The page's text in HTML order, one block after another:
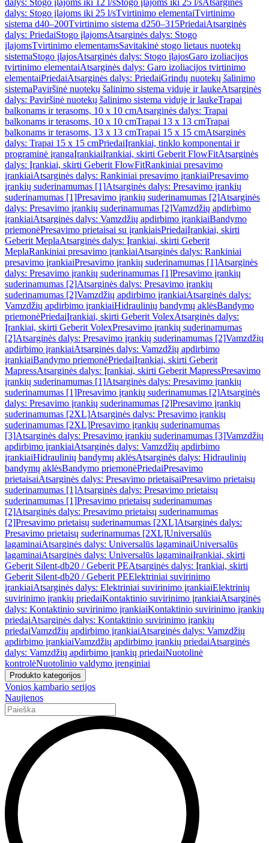
dalys: Stogo įlajoms iki 12 l/sStogo įlajoms iki 25 l/sAtsarginės
dalys: Stogo įlajoms iki 25 l/sTvirtinimo elementaiTvirtinimo
sistema d40–200Tvirtinimo sistema d250–315PriedaiAtsarginės
dalys: PriedaiStogo įlajomsAtsarginės dalys: Stogo
įlajomsTvirtinimo elementamsSavitakinė stogo lietaus nuotekų
sistemaStogo įlajosAtsarginės dalys: Stogo įlajosGaro izoliacijos
tvirtinimo elementaiAtsarginės dalys: Garo izoliacijos tvirtinimo
elementaiPriedaiAtsarginės dalys: PriedaiGrindų nuotekų šalinimo
sistemaPaviršinė nuotekų šalinimo sistema viduje ir laukeAtsarginės
dalys: Paviršinė nuotekų šalinimo sistema viduje ir laukeTrapai
balkonams ir terasoms, 10 x 10 cmAtsarginės dalys: Trapai
balkonams ir terasoms, 10 x 10 cmTrapai 13 x 13 cmTrapai
balkonams ir terasoms, 13 x 13 cmTrapai 15 x 15 cmAtsarginės
dalys: Trapai 15 x 15 cmPriedaiĮrankiai, tinklo komponentai ir
programinė įrangaĮrankiaiĮrankiai, skirti Geberit FlowFitAtsarginės
dalys: Įrankiai, skirti Geberit FlowFitRankiniai presavimo
įrankiaiAtsarginės dalys: Rankiniai presavimo įrankiaiPresavimo
įrankių suderinamumas [1]Atsarginės dalys: Presavimo įrankių
suderinamumas [1]Presavimo įrankių suderinamumas [2]Atsarginės
dalys: Presavimo įrankių suderinamumas [2]Vamzdžių apdirbimo
įrankiaiAtsarginės dalys: Vamzdžių apdirbimo įrankiaiBandymo
priemonėPresavimo prietaisai su įrankiaisPriedaiĮrankiai, skirti
Geberit MeplaAtsarginės dalys: Įrankiai, skirti Geberit
MeplaRankiniai presavimo įrankiaiAtsarginės dalys: Rankiniai
presavimo įrankiaiPresavimo įrankių suderinamumas [1]Atsarginės
dalys: Presavimo įrankių suderinamumas [1]Presavimo įrankių
suderinamumas [2]Atsarginės dalys: Presavimo įrankių
suderinamumas [2]Vamzdžių apdirbimo įrankiaiAtsarginės dalys:
Vamzdžių apdirbimo įrankiaiHidraulinių bandymų aklėsBandymo
priemonėPriedaiĮrankiai, skirti Geberit VolexAtsarginės dalys:
Įrankiai, skirti Geberit VolexPresavimo įrankių suderinamumas
[2]Atsarginės dalys: Presavimo įrankių suderinamumas [2]Vamzdžių
apdirbimo įrankiaiAtsarginės dalys: Vamzdžių apdirbimo
įrankiaiBandymo priemonėPriedaiĮrankiai, skirti Geberit
MapressAtsarginės dalys: Įrankiai, skirti Geberit MapressPresavimo
įrankių suderinamumas [1]Atsarginės dalys: Presavimo įrankių
suderinamumas [1]Presavimo įrankių suderinamumas [2]Atsarginės
dalys: Presavimo įrankių suderinamumas [2]Presavimo įrankių
suderinamumas [2XL]Atsarginės dalys: Presavimo įrankių
suderinamumas [2XL]Presavimo įrankių suderinamumas
[3]Atsarginės dalys: Presavimo įrankių suderinamumas [3]Vamzdžių
apdirbimo įrankiaiAtsarginės dalys: Vamzdžių apdirbimo
įrankiaiHidraulinių bandymų aklėsAtsarginės dalys: Hidraulinių
bandymų aklėsBandymo priemonėPriedaiPresavimo
prietaisaiAtsarginės dalys: Presavimo prietaisaiPresavimo prietaisų
suderinamumas [1]Atsarginės dalys: Presavimo prietaisų
suderinamumas [1]Presavimo prietaisų suderinamumas
[2]Atsarginės dalys: Presavimo prietaisų suderinamumas
[2]Presavimo prietaisų suderinamumas [2XL]Atsarginės dalys:
Presavimo prietaisų suderinamumas [2XL]Universalūs
lagaminaiAtsarginės dalys: Universalūs lagaminaiUniversalūs
lagaminaiAtsarginės dalys: Universalūs lagaminaiĮrankiai, skirti
Geberit Silent-db20 / Geberit PEAtsarginės dalys: Įrankiai, skirti
Geberit Silent-db20 / Geberit PEElektriniai suvirinimo
įrankiaiAtsarginės dalys: Elektriniai suvirinimo įrankiaiElektrinių
suvirinimo įrankių priedaiKontaktinio suvirinimo įrankiaiAtsarginės
dalys: Kontaktinio suvirinimo įrankiaiKontaktinio suvirinimo įrankių
priedaiAtsarginės dalys: Kontaktinio suvirinimo įrankių
priedaiVamzdžių apdirbimo įrankiaiAtsarginės dalys: Vamzdžių
apdirbimo įrankiaiVamzdžių apdirbimo įrankių priedaiAtsarginės
dalys: Vamzdžių apdirbimo įrankių priedaiNuotolinė
kontrolėNuotolinio valdymo įrenginiai
Produkto kategorijos
Vonios kambario serijos
Naujienos